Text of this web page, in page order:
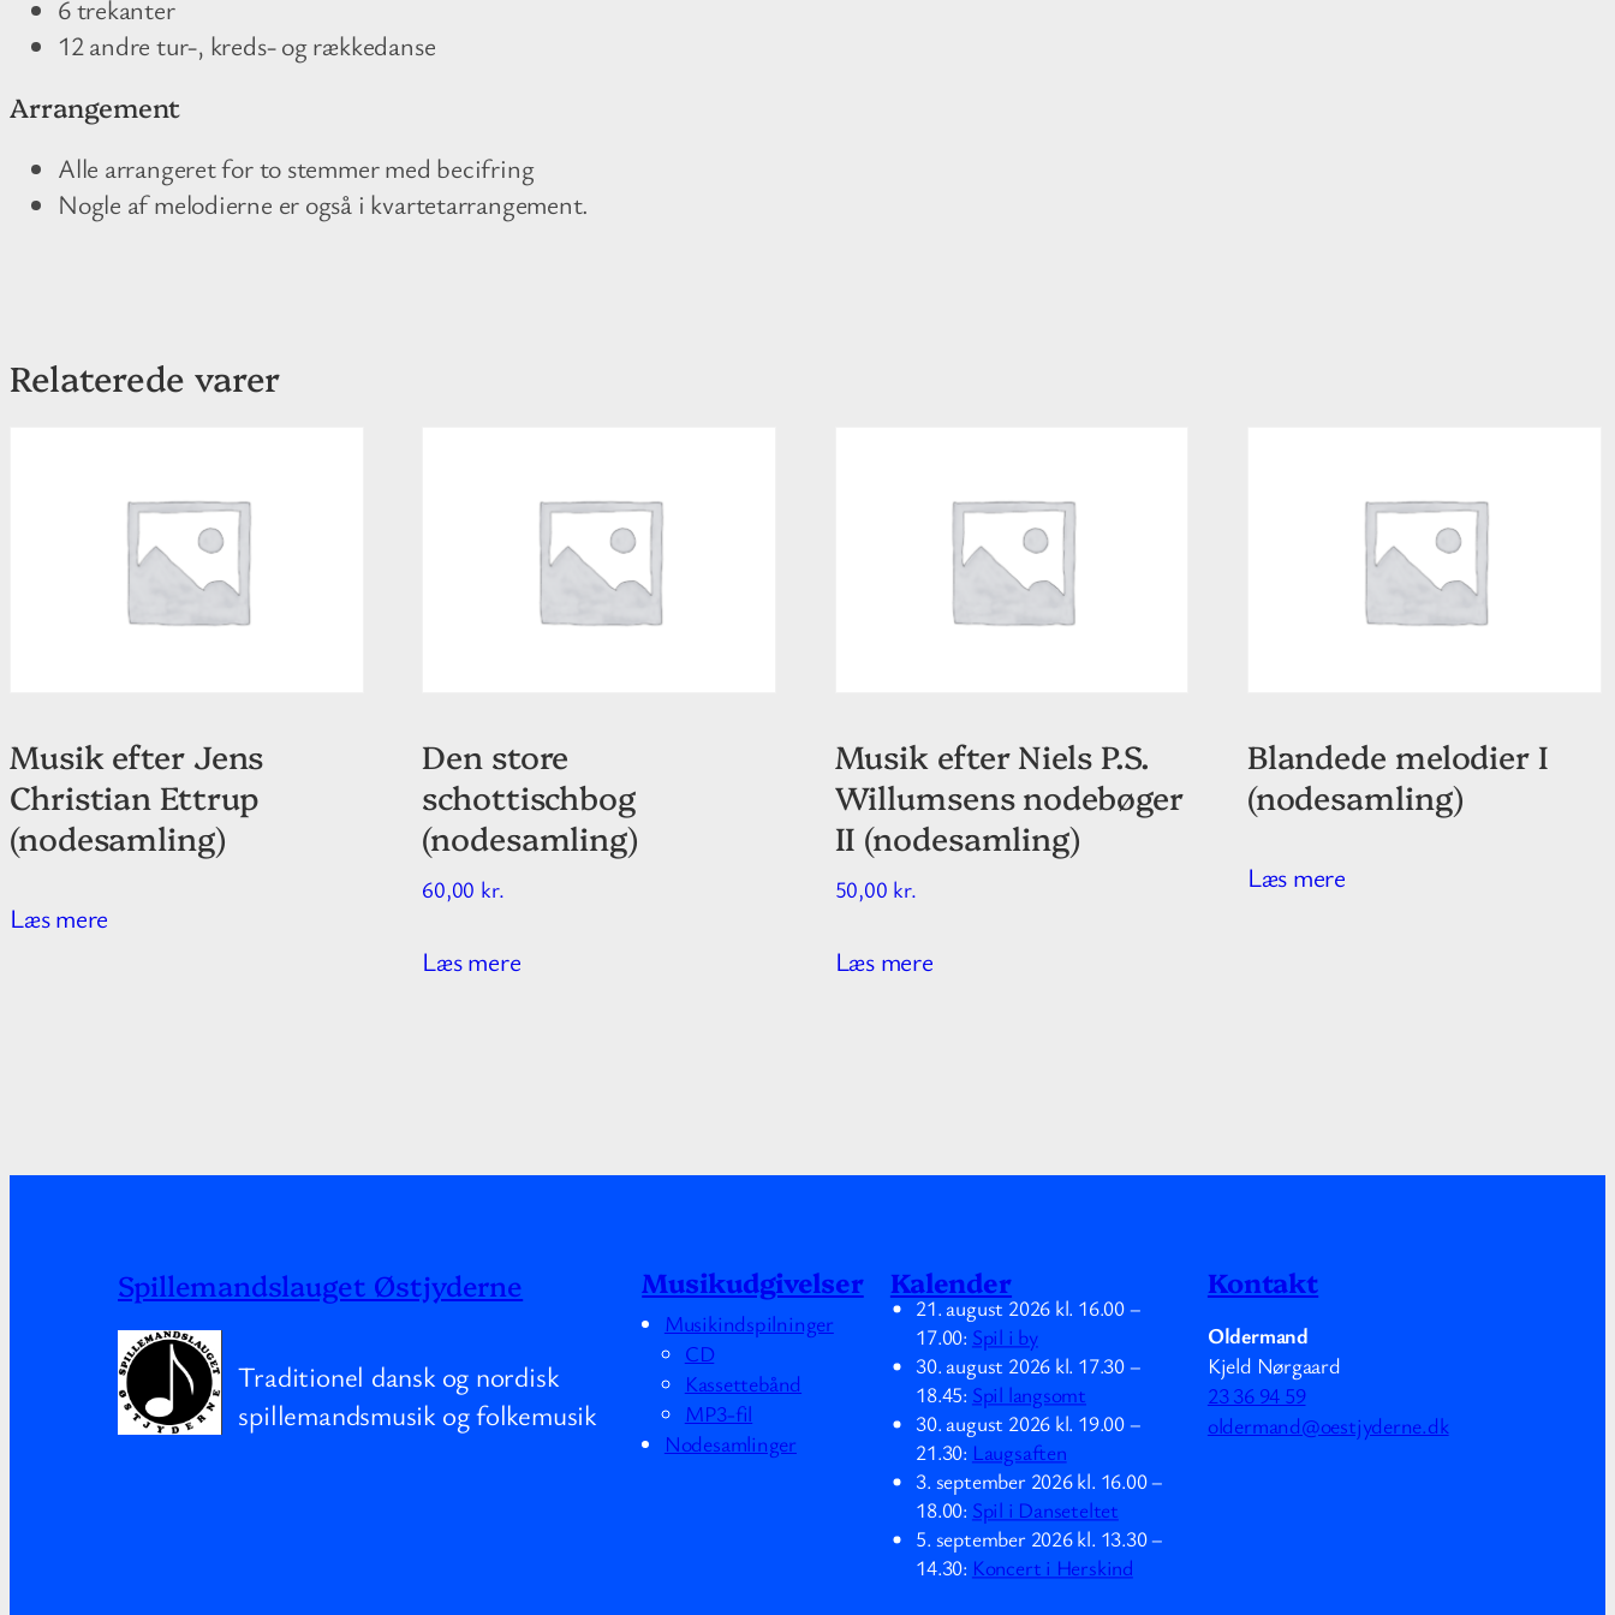
6 trekanter
12 andre tur-, kreds- og rækkedanse
Arrangement
Alle arrangeret for to stemmer med becifring
Nogle af melodierne er også i kvartetarrangement.
Relaterede varer
Musik efter Jens
Christian Ettrup
(nodesamling)
Læs mere
Den store
schottischbog
(nodesamling)
60,00 kr.
Læs mere
Musik efter Niels P.S.
Willumsens nodebøger
II (nodesamling)
50,00 kr.
Læs mere
Blandede melodier I
(nodesamling)
Læs mere
Spillemandslauget Østjyderne
Traditionel dansk og nordisk
spillemandsmusik og folkemusik
Musikudgivelser
Musikindspilninger
CD
Kassettebånd
MP3-fil
Nodesamlinger
Kalender
21. august 2026 kl. 16.00–
17.00: Spil i by
30. august 2026 kl. 17.30–
18.45: Spil langsomt
30. august 2026 kl. 19.00–
21.30: Laugsaften
3. september 2026kl. 16.00–
18.00: Spil i Danseteltet
5. september 2026kl. 13.30–
14.30: Koncert i Herskind
Kontakt
Oldermand
Kjeld Nørgaard
23 36 94 59
oldermand@oestjyderne.dk